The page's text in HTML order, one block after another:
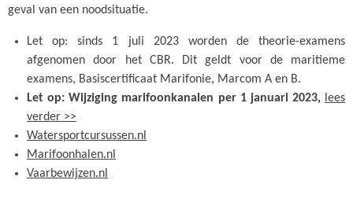
geval van een noodsituatie.
Let op: sinds 1 juli 2023 worden de theorie-examens
afgenomen door het CBR. Dit geldt voor de maritieme
examens, Basiscertificaat Marifonie, Marcom A en B.
Let op: Wijziging marifoonkanalen per 1 januari 2023, lees
verder >>
Watersportcursussen.nl
Marifoonhalen.nl
Vaarbewijzen.nl